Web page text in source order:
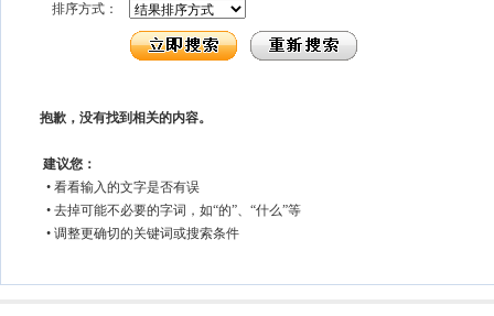
排序方式：
抱歉，没有找到相关的内容。
建议您：
• 看看输入的文字是否有误
• 去掉可能不必要的字词，如“的”、“什么”等
• 调整更确切的关键词或搜索条件